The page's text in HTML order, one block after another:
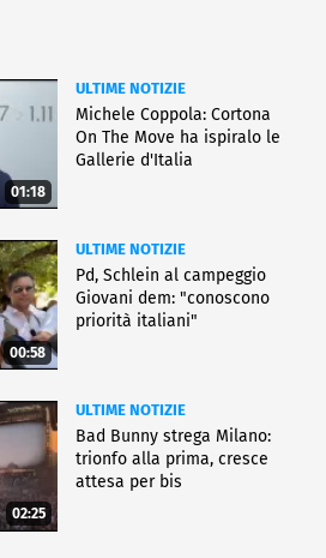
01:18
ULTIME NOTIZIE
Michele Coppola: Cortona
On The Move ha ispiralo le
Gallerie d'Italia
00:58
ULTIME NOTIZIE
Pd, Schlein al campeggio
Giovani dem: "conoscono
priorità italiani"
02:25
ULTIME NOTIZIE
Bad Bunny strega Milano:
trionfo alla prima, cresce
attesa per bis